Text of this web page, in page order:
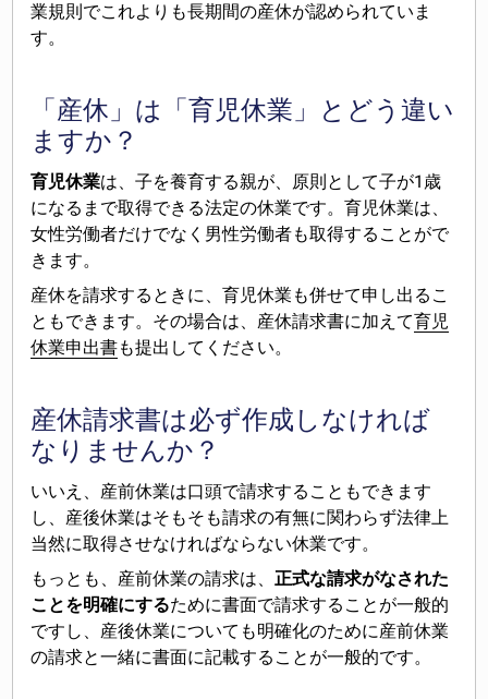
業規則でこれよりも長期間の産休が認められていま
す。
「産休」は「育児休業」とどう違い
ますか？
育児休業は、子を養育する親が、原則として子が1歳
になるまで取得できる法定の休業です。育児休業は、
女性労働者だけでなく男性労働者も取得することがで
きます。
産休を請求するときに、育児休業も併せて申し出るこ
ともできます。その場合は、産休請求書に加えて育児
休業申出書も提出してください。
産休請求書は必ず作成しなければ
なりませんか？
いいえ、産前休業は口頭で請求することもできます
し、産後休業はそもそも請求の有無に関わらず法律上
当然に取得させなければならない休業です。
もっとも、産前休業の請求は、正式な請求がなされた
ことを明確にするために書面で請求することが一般的
ですし、産後休業についても明確化のために産前休業
の請求と一緒に書面に記載することが一般的です。